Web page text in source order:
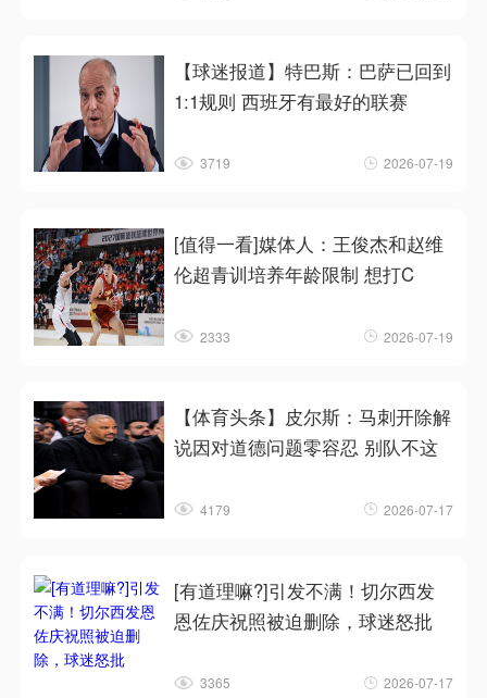
【球迷报道】特巴斯：巴萨已回到
1:1规则 西班牙有最好的联赛
3719 2026-07-19
[值得一看]媒体人：王俊杰和赵维
伦超青训培养年龄限制 想打C
2333 2026-07-19
【体育头条】皮尔斯：马刺开除解
说因对道德问题零容忍 别队不这
4179 2026-07-17
[有道理嘛?]引发不满！切尔西发
恩佐庆祝照被迫删除，球迷怒批
3365 2026-07-17